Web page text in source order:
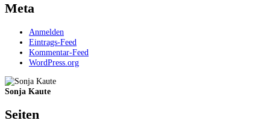
Meta
Anmelden
Eintrags-Feed
Kommentar-Feed
WordPress.org
Sonja Kaute
Seiten